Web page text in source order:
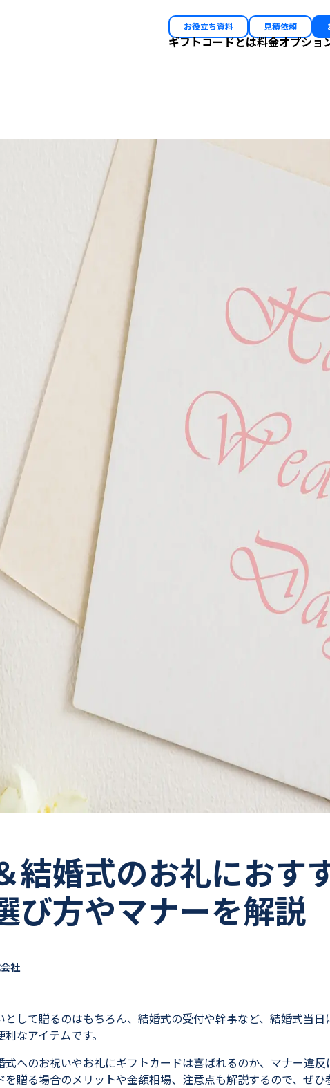
お役立ち資料 見積依頼
ギフトコードとは料金オプショ
結婚式のお礼におす
び方やマナーを解説
社
して贈るのはもちろん、結婚式の受付や幹事など、結婚式当
なアイテムです。
へのお祝いやお礼にギフトカードは喜ばれるのか、マナー違
贈る場合のメリットや金額相場、注意点も解説するので、ぜひ